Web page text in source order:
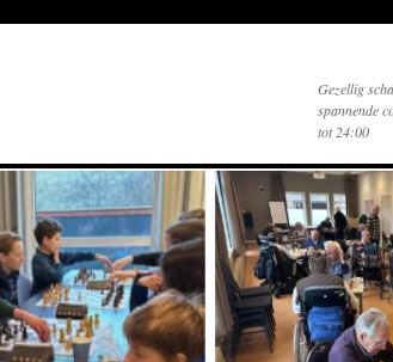
Gezellig
spannende
tot 24:00